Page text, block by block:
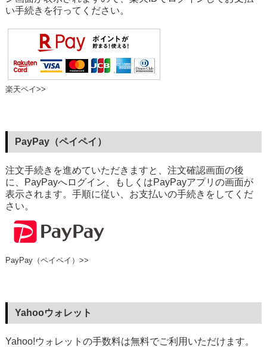
い手続きを行ってください。
楽天ペイ>>
PayPay（ペイペイ）
注文手続きを進めていただきますと、注文確認画面の後
に、PayPayへログイン、もしくはPayPayアプリの画面が
表示されます。手順に従い、お支払いの手続きをしてくだ
さい。
PayPay（ペイペイ）>>
Yahooウォレット
Yahoo!ウォレットの手数料は無料でご利用いただけます。